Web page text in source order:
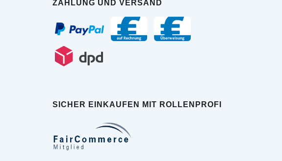
ZAHLUNG UND VERSAND
SICHER EINKAUFEN MIT ROLLENPROFI